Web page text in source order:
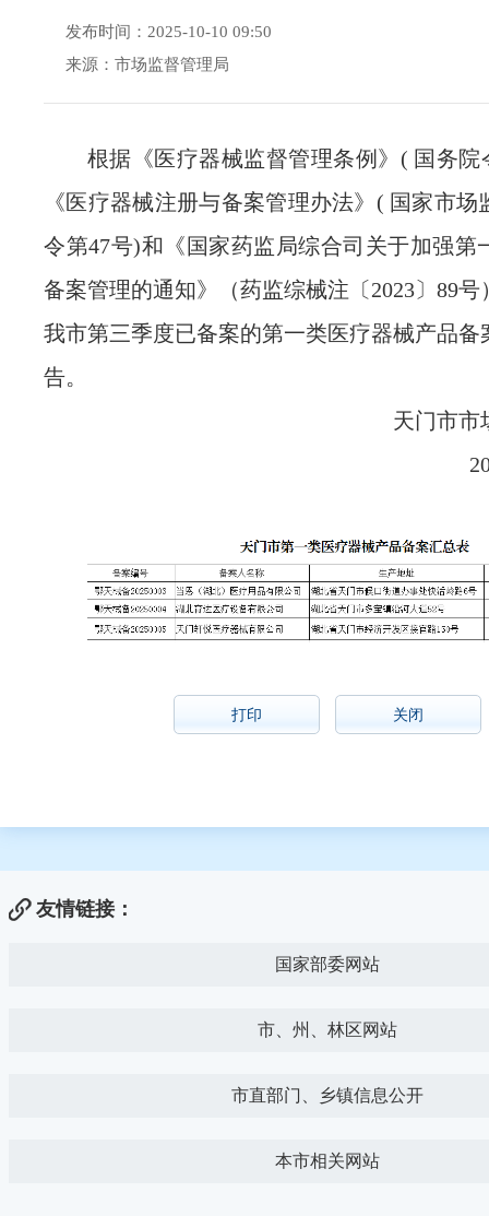
发布时间：2025-10-10 09:50
来源：市场监督管理局
根据 《医疗器械监督管理条例》 ( 国务院
《医疗器械注册与备案管理办法》( 国家市场
令第47号)和《国家药监局综合司关于加强第
备案管理的通知》（药监综械注〔2023〕89号
我市第三季度已备案的第一类医疗器械产品备
告。
天门市市
打印 关闭
友情链接：
国家部委网站
市、州、林区网站
市直部门、乡镇信息公开
本市相关网站